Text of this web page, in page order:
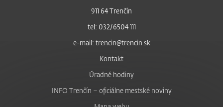
911 64 Trenčín
tel: 032/6504 111
e-mail: trencin@trencin.sk
Kontakt
Úradné hodiny
INFO Trenčín – oficiálne mestské noviny